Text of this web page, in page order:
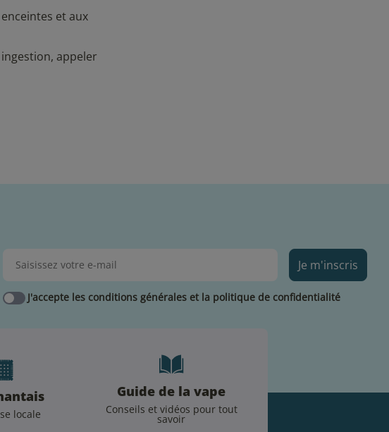
et aux
appeler
Je m'inscris
J'accepte les conditions générales et la politique de confidentialité
locale
Guide de la vape
Conseils et vidéos pour tout
savoir